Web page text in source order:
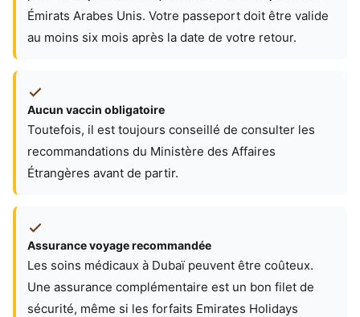
Émirats Arabes Unis. Votre passeport doit être valide
au moins six mois après la date de votre retour.
Aucun vaccin obligatoire
Toutefois, il est toujours conseillé de consulter les
recommandations du Ministère des Affaires
Étrangères avant de partir.
Assurance voyage recommandée
Les soins médicaux à Dubaï peuvent être coûteux.
Une assurance complémentaire est un bon filet de
sécurité, même si les forfaits Emirates Holidays